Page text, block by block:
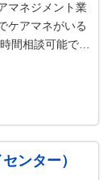
マネジメント業
ケアマネがいる
間相談可能で
ンター）